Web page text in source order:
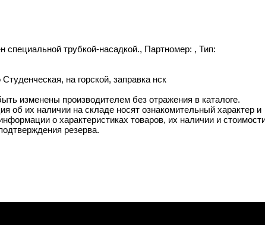
трубкой-насадкой., Партномер: , Тип:
на горской, заправка нск
изменены производителем без отражения в каталоге.
об их наличии на складе носят ознакомительный характер и
о характеристиках товаров, их наличии и
резерва.